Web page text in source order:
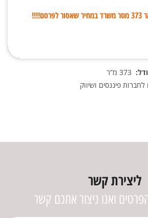
פיננסים ושיווק
ליצירת קשר
ואנו ניצור אתכם קשר